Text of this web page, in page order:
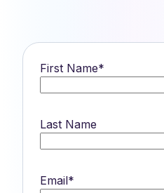
First Name*
Last Name
Email*